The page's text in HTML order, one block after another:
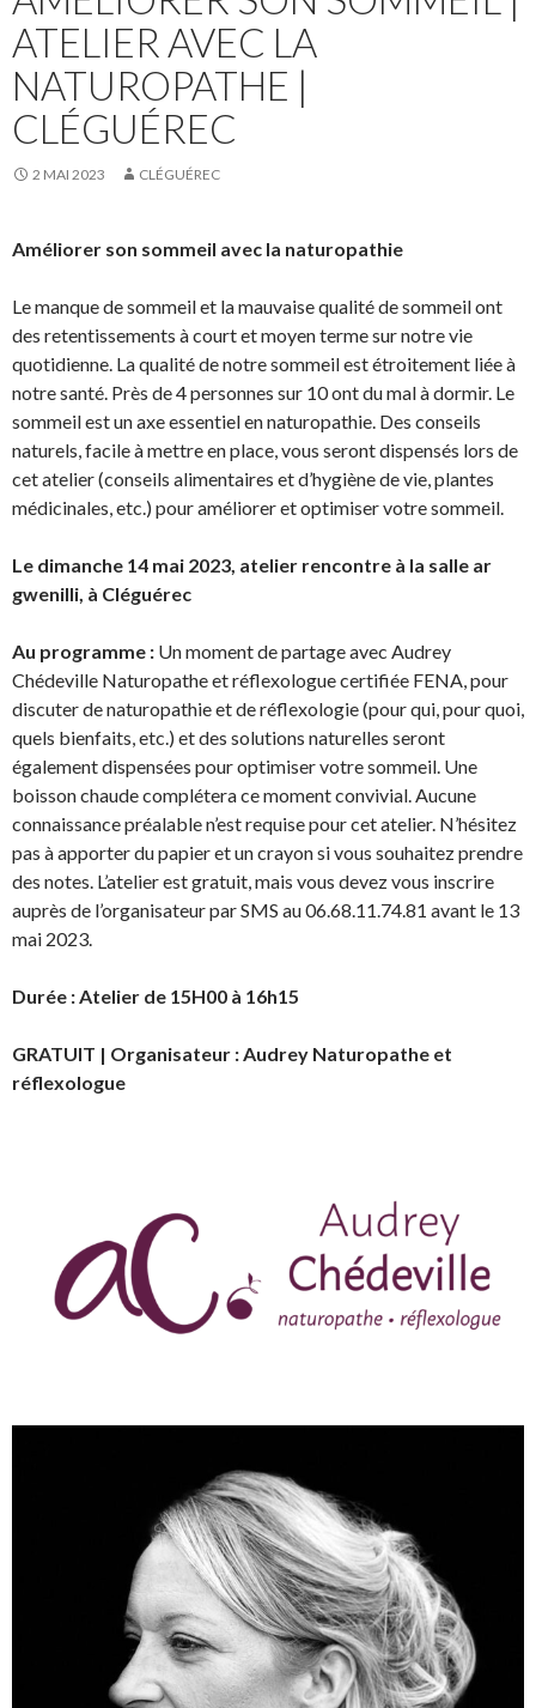
ATELIER AVEC LA
NATUROPATHE |
CLÉGUÉREC
2 MAI 2023 CLÉGUÉREC
Améliorer son sommeil avec la naturopathie
Le manque de sommeil et la mauvaise qualité de sommeil ont
des retentissements à court et moyen terme sur notre vie
quotidienne. La qualité de notre sommeil est étroitement liée à
notre santé. Près de 4 personnes sur 10 ont du mal à dormir. Le
sommeil est un axe essentiel en naturopathie. Des conseils
naturels, facile à mettre en place, vous seront dispensés lors de
cet atelier (conseils alimentaires et d’hygiène de vie, plantes
médicinales, etc.) pour améliorer et optimiser votre sommeil.
Le dimanche 14 mai 2023, atelier rencontre à la salle ar
gwenilli, à Cléguérec
Au programme : Un moment de partage avec Audrey
Chédeville Naturopathe et réflexologue certifiée FENA, pour
discuter de naturopathie et de réflexologie (pour qui, pour quoi,
quels bienfaits, etc.) et des solutions naturelles seront
également dispensées pour optimiser votre sommeil. Une
boisson chaude complétera ce moment convivial. Aucune
connaissance préalable n’est requise pour cet atelier. N’hésitez
pas à apporter du papier et un crayon si vous souhaitez prendre
des notes. L’atelier est gratuit, mais vous devez vous inscrire
auprès de l’organisateur par SMS au 06.68.11.74.81 avant le 13
mai 2023.
Durée : Atelier de 15H00 à 16h15
GRATUIT | Organisateur : Audrey Naturopathe et
réflexologue